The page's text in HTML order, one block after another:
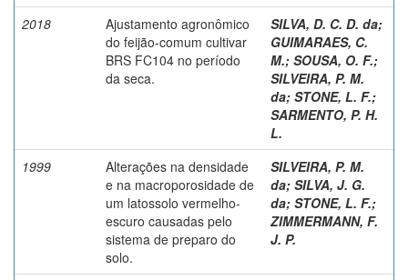
2018
Ajustamento agronômico
do feijão-comum cultivar
BRS FC104 no período
da seca.
SILVA, D. C. D. da;
GUIMARAES, C.
M.; SOUSA, O. F.;
SILVEIRA, P. M.
da; STONE, L. F.;
SARMENTO, P. H.
L.
1999
Alterações na densidade
e na macroporosidade de
um latossolo vermelho-
escuro causadas pelo
sistema de preparo do
solo.
SILVEIRA, P. M.
da; SILVA, J. G.
da; STONE, L. F.;
ZIMMERMANN, F.
J. P.